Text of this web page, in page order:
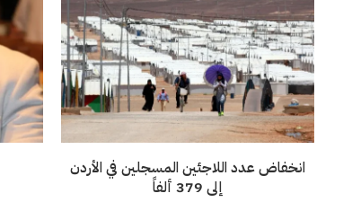
انخفاض عدد اللاجئين المسجلين في الأردن
إلى 379 ألفاً